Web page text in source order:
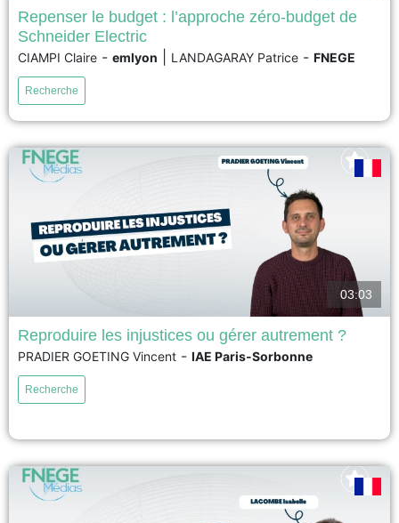
Schneider Electric a choisi de prendre ses distances avec une pratique
traditionnelle du budget, comme celle qui peut encore être observée dans
certaines organisations. Le groupe n’en a pas pour autant renoncé à
réaliser des prévisions et piloter, grâce à ces prévisions, l’exécution et la
voir
Repenser le budget : l’approche zéro-budget de
Schneider Electric
CIAMPI Claire - emlyon LANDAGARAY Patrice - FNEGE
Recherche
Le GIEC le rappelle : les populations les plus vulnérables au changement
climatique sont souvent celles qui en sont les moins responsables — un
héritage direct des inégalités coloniales. Cette thèse analyse comment les
voir
03:03
Reproduire les injustices ou gérer autrement ?
PRADIER GOETING Vincent - IAE Paris-Sorbonne
Recherche